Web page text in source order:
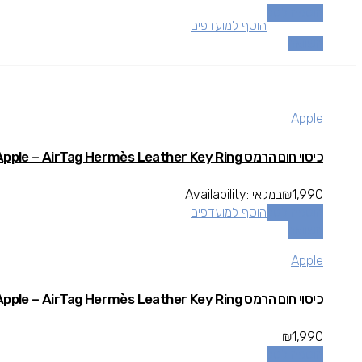
הוסף למועדפים
Apple
כיסוי חום הרמס Apple – AirTag Hermès Leather Key Ring
₪1,990
Availability: במלאי
הוסף למועדפים
Apple
כיסוי חום הרמס Apple – AirTag Hermès Leather Key Ring
₪1,990